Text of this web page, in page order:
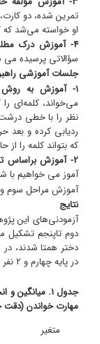
تمرین شده، دو
او خواسته می‌شد که
4- آموزش درک مطلب:
سؤالاتی پرسیده
جلسات آموزشی
1- آموزش به روش
می‌خواند، کلمه‌ای
نظر را با خطی
ردیابی کرده و بعد
که بتواند کلمه را از
2- آموزش براساس تمرینات تمیز و ادراک دیداری:
آموز می خواهیم با
آموزش مراحل سوم
نتایج
آزمودنی‌های این
در پایه چهارم و 2 نفر در پایه پنجم مشغول به تحصیل بودند.
جدول 1.
مهارت خواندن
متغیر